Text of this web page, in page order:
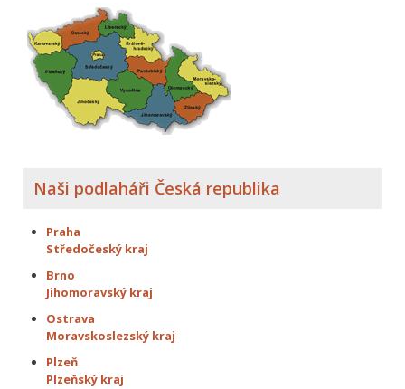
Naši podlaháři Česká republika
Praha
Středočeský kraj
Brno
Jihomoravský kraj
Ostrava
Moravskoslezský kraj
Plzeň
Plzeňský kraj